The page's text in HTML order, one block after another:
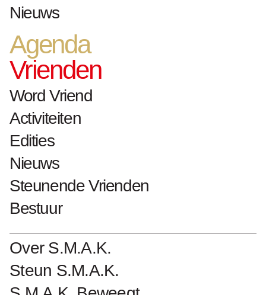
Nieuws
Agenda
Vrienden
Word Vriend
Activiteiten
Edities
Nieuws
Steunende Vrienden
Bestuur
Over S.M.A.K.
Steun S.M.A.K.
2016
mixed media op karton
h. 121 cm x b. 161 cm
2022 schenking
Collectienummer : 8019
Biografie Ricardo Brey
Kunstwerken Ricardo Brey